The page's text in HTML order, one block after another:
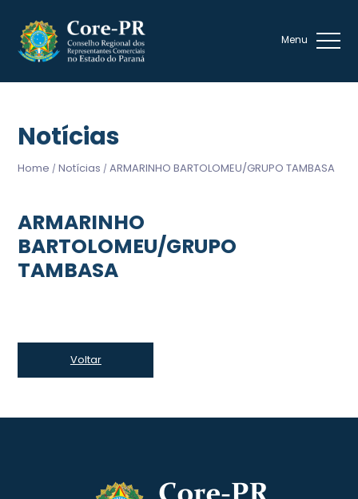
Notícias
Home / Notícias / ARMARINHO BARTOLOMEU/GRUPO TAMBASA
ARMARINHO
BARTOLOMEU/GRUPO
TAMBASA
Voltar